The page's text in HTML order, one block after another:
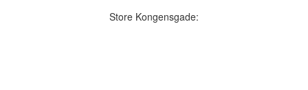
Store Kongensgade: